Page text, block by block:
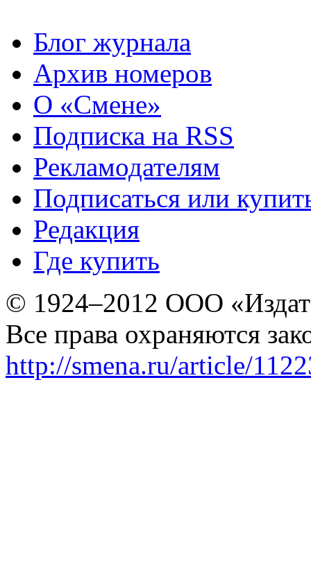
Блог журнала
Архив номеров
О «Смене»
Подписка на RSS
Рекламодателям
Подписаться или
Редакция
Где купить
© 1924–2012 ООО
Все права охраняются
http://smena.ru/article/